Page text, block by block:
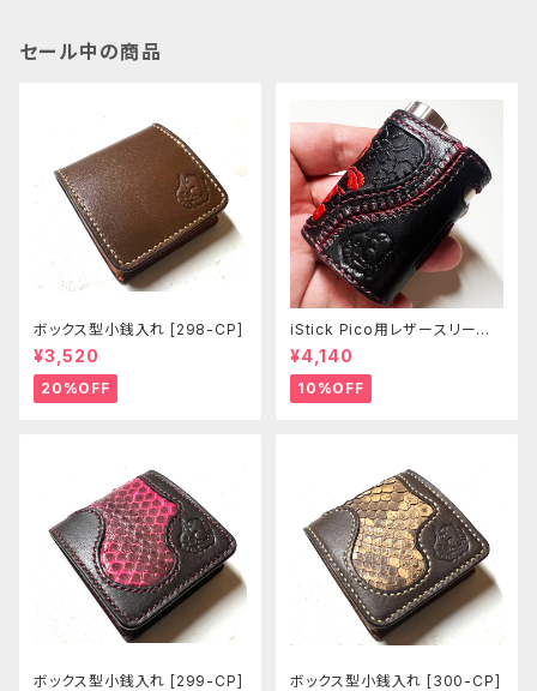
セール中の商品
ボックス型小銭入れ [298-CP]
¥3,520
20%OFF
iStick Pico用レザースリーブ
[381-pc]
¥4,140
10%OFF
ボックス型小銭入れ [299-CP] ボックス型小銭入れ [300-CP]